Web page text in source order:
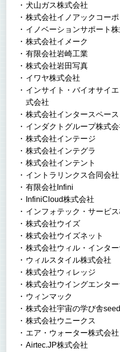
犬山ガス株式会社
株式会社イノアックコー
イノベーションサポート
株式会社イメーク
有限会社岩崎工業
株式会社岩田写真
イワヤ株式会社
インサイト・バイオサイ
式会社
株式会社インタースペース
インダクトグループ株式会
株式会社インテージ
株式会社インテグラ
株式会社インテント
イントラリンクス合同会社
有限会社Infini
InfiniCloud株式会社
インフォテック・サービ
株式会社ウイズ
株式会社ウイズネット
株式会社ウィル・インタ
ウィルスタイル株式会社
株式会社ウィレッジ
株式会社ウイングエンター
ウィンマック
株式会社宇宙の学び舎seed
株式会社ウニークス
エア・ウォーター株式会社
Airtec.JP株式会社